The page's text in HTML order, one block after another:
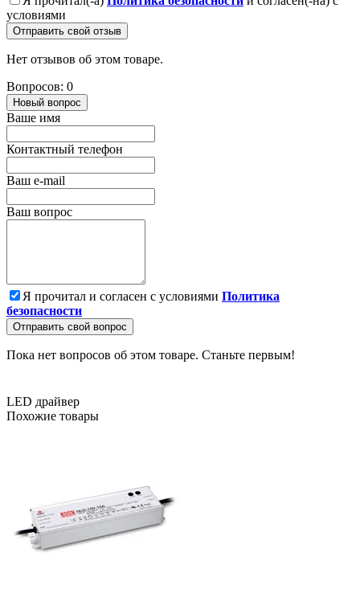
условиями
Отправить свой отзыв
Нет отзывов об этом товаре.
Вопросов: 0
Новый вопрос
Ваше имя
Контактный телефон
Ваш e-mail
Ваш вопрос
Я прочитал и согласен с условиями Политика
безопасности
Отправить свой вопрос
Пока нет вопросов об этом товаре. Станьте первым!
LED драйвер
Похожие товары